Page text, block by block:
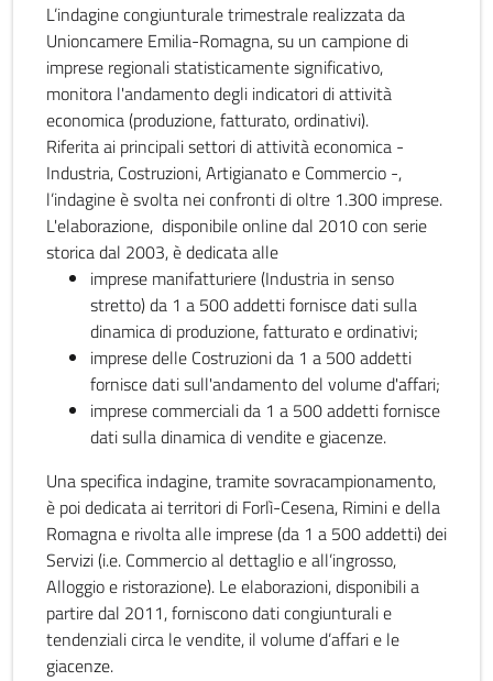
L’indagine congiunturale trimestrale realizzata da
Unioncamere Emilia-Romagna, su un campione di
imprese regionali statisticamente significativo,
monitora l'andamento degli indicatori di attività
economica (produzione, fatturato, ordinativi).
Riferita ai principali settori di attività economica -
Industria, Costruzioni, Artigianato e Commercio -,
l’indagine è svolta nei confronti di oltre 1.300 imprese.
L'elaborazione, disponibile online dal 2010 con serie
storica dal 2003, è dedicata alle
imprese manifatturiere (Industria in senso
stretto) da 1 a 500 addetti fornisce dati sulla
dinamica di produzione, fatturato e ordinativi;
imprese delle Costruzioni da 1 a 500 addetti
fornisce dati sull'andamento del volume d'affari;
imprese commerciali da 1 a 500 addetti fornisce
dati sulla dinamica di vendite e giacenze.
Una specifica indagine, tramite sovracampionamento,
è poi dedicata ai territori di Forlì-Cesena, Rimini e della
Romagna e rivolta alle imprese (da 1 a 500 addetti) dei
Servizi (i.e. Commercio al dettaglio e all’ingrosso,
Alloggio e ristorazione). Le elaborazioni, disponibili a
partire dal 2011, forniscono dati congiunturali e
tendenziali circa le vendite, il volume d’affari e le
giacenze.